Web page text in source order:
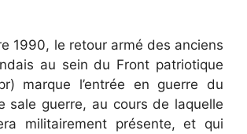
1990, le retour armé des anciens
au sein du Front patriotique
marque l’entrée en guerre du
sale guerre, au cours de laquelle
militairement présente, et qui